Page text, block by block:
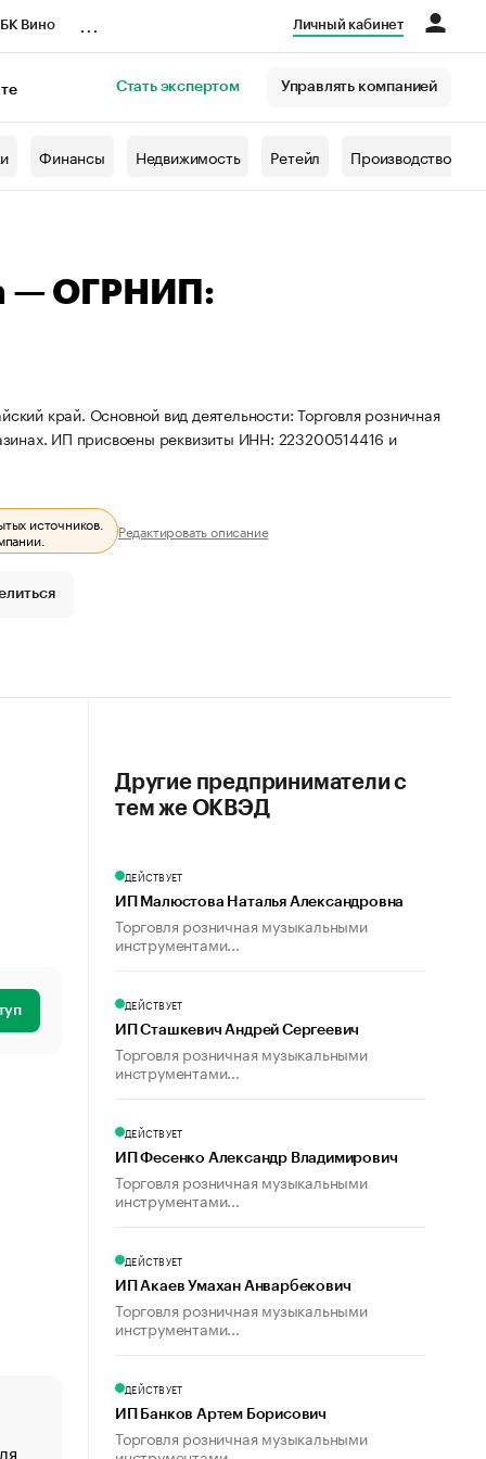
Вино Личный кабинет
Стать экспертом Управлять компанией
Финансы Недвижимость Ретейл Производство
— ОГРНИП:
край. Основной вид деятельности: Торговля розничная
ИП присвоены реквизиты ИНН: 223200514416 и
источников.
Редактировать описание
«От спорта тело стареет иначе». Как живет глава
Другие предприниматели с
тем же ОКВЭД
ДЕЙСТВУЕТ
ИП Малюстова Наталья Александровна
Торговля розничная музыкальными
инструментами...
ДЕЙСТВУЕТ
ИП Сташкевич Андрей Сергеевич
Торговля розничная музыкальными
инструментами...
ДЕЙСТВУЕТ
ИП Фесенко Александр Владимирович
Торговля розничная музыкальными
инструментами...
ДЕЙСТВУЕТ
ИП Акаев Умахан Анварбекович
Торговля розничная музыкальными
инструментами...
ДЕЙСТВУЕТ
ИП Банков Артем Борисович
Торговля розничная музыкальными